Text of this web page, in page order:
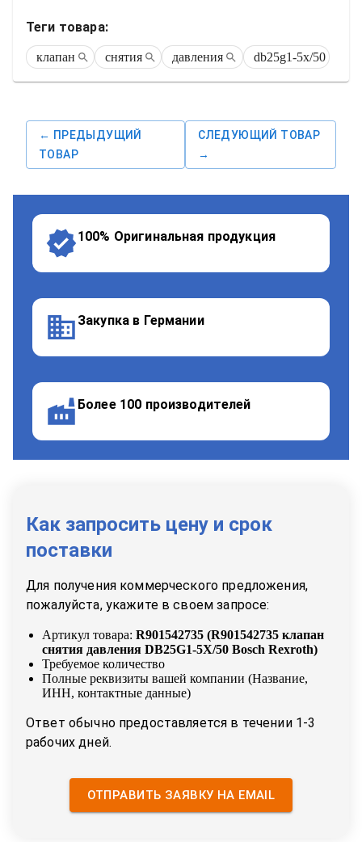
Теги товара:
клапан снятия давления db25g1-5x/50
← ПРЕДЫДУЩИЙ
ТОВАР
СЛЕДУЮЩИЙ ТОВАР
→
100% Оригинальная продукция
Закупка в Германии
Более 100 производителей
Как запросить цену и срок
поставки
Для получения коммерческого предложения,
пожалуйста, укажите в своем запросе:
Артикул товара: R901542735 (R901542735 клапан
снятия давления DB25G1-5X/50 Bosch Rexroth)
Требуемое количество
Полные реквизиты вашей компании (Название,
ИНН, контактные данные)
Ответ обычно предоставляется в течении 1-3
рабочих дней.
ОТПРАВИТЬ ЗАЯВКУ НА EMAIL